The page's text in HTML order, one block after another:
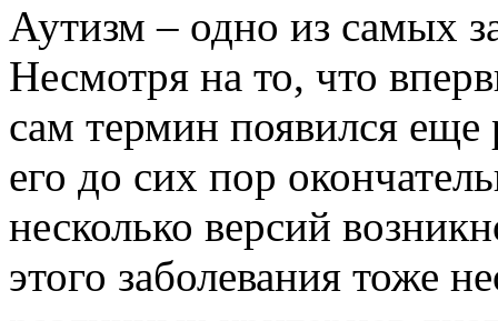
Аутизм – одно из самых
Несмотря на то, что
сам термин появился
его до сих пор
несколько версий
этого заболевания тоже